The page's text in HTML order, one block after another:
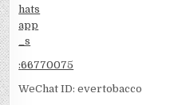
:66770075
WeChat ID: evertobacco